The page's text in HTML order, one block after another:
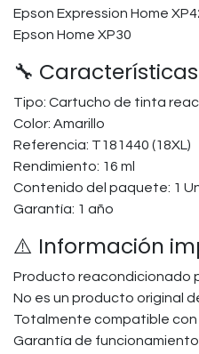
Epson Expression Home
Epson Home XP30
🔧
Tipo: Cartucho de tinta
Color: Amarillo
Referencia: T181440 (18XL)
Rendimiento: 16 ml
Contenido del paquete: 1
Garantía: 1 año
⚠️ Información
Producto reacondicionado
No es un producto original
Totalmente compatible con
Garantía de